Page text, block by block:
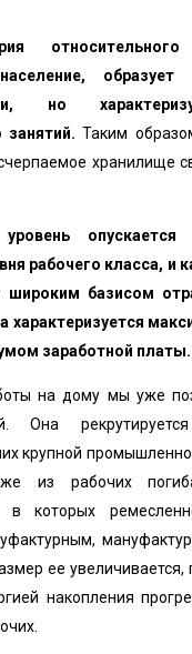
относительного
образует
но
занятий.Таким
хранилище
опускается
рабочего класса, и
широким базисом
характеризуется
заработной платы.
на дому мы уже
Она
крупной
из рабочих
в которых
ее увеличивается,
накопления